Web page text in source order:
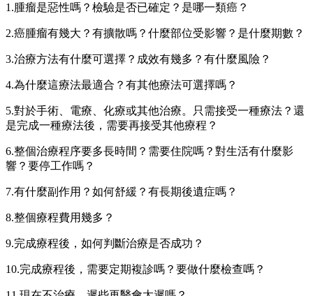
1.腫瘤是惡性嗎？檢驗是否已確定？是哪一類癌？
2.癌腫瘤有幾大？有擴散嗎？什麼部位受影響？是什麼期數？
3.治療方法有什麼可選擇？成效有幾多？有什麼風險？
4.為什麼這療法最適合？有其他療法可選擇嗎？
5.對於手術、電療、化療或其他治療。只需接受一種療法？還
是完成一種療法後，需要再接受其他療程？
6.整個治療程序要多長時間？需要住院嗎？對生活有什麼影
響？要停工作嗎？
7.有什麼副作用？如何舒緩？有長期後遺症嗎？
8.整個療程費用幾多？
9.完成療程後，如何判斷治療是否成功？
10.完成療程後，需要定期複診嗎？要做什麼檢查嗎？